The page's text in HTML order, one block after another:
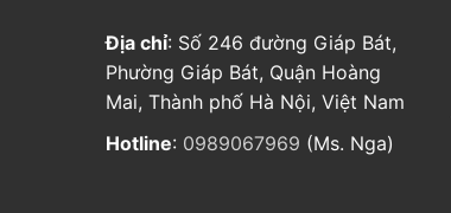
Địa chỉ: Số 246 đường Giáp Bát,
Phường Giáp Bát, Quận Hoàng
Mai, Thành phố Hà Nội, Việt Nam
Hotline: 0989067969 (Ms. Nga)